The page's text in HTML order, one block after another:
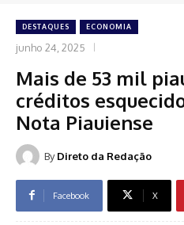
DESTAQUES ECONOMIA
junho 24, 2025
Mais de 53 mil
créditos
Nota Piauiense
By Direto da Redação
Facebook X